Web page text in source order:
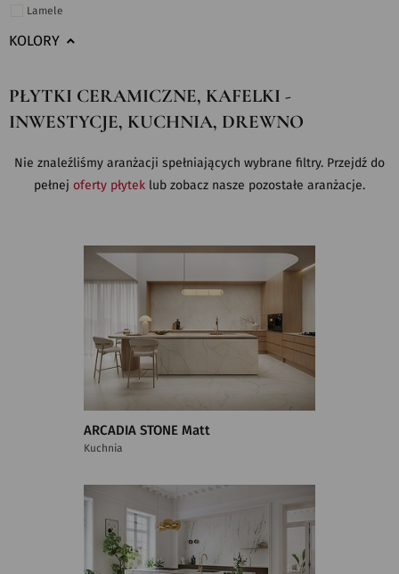
Lamele
KOLORY
PŁYTKI CERAMICZNE, KAFELKI -
INWESTYCJE, KUCHNIA, DREWNO
Nie znaleźliśmy aranżacji spełniających wybrane filtry. Przejdź do
pełnej oferty płytek lub zobacz nasze pozostałe aranżacje.
ARCADIA STONE Matt
Kuchnia